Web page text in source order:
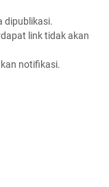
dipublikasi.
link tidak akan
notifikasi.